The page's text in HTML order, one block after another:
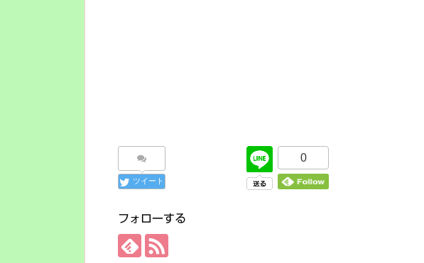
ツイート
0
フォローする